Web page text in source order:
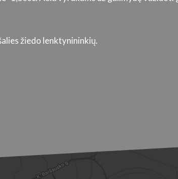
žiedo lenktynininkių.